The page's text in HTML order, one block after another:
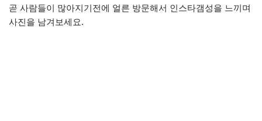
곧 사람들이 많아지기전에 얼른 방문해서 인스타갬성을 느끼며
사진을 남겨보세요.